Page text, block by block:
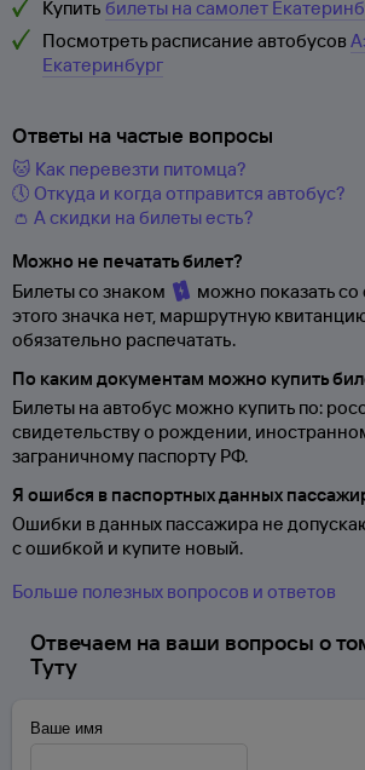
Купить билеты на самолет
Посмотреть расписание автобусов
Екатеринбург
Ответы на частые вопросы
🐱 Как перевезти питомца?
🕔 Откуда и когда отправится автобус?
👛 А скидки на билеты есть?
Можно не печатать билет?
Билеты со знаком
можно показать
этого значка нет, маршрутную
обязательно распечатать.
По каким документам можно купить
Билеты на автобус можно купить по:
свидетельству о рождении,
заграничному паспорту РФ.
Я ошибся в паспортных данных
Ошибки в данных пассажира не
с ошибкой и купите новый.
Больше полезных вопросов и ответов
Отвечаем на ваши вопросы о
Туту
Ваше имя